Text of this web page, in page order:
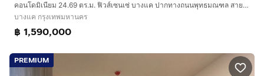
คอนโดมิเนียม 24.69 ตร.ม. ฟิวส์เซนเซ่ บางแค ปากทางถนนพุทธมณฑล สาย2 ถนนเพชรเกษม เขตบางแค กรุงเทพมหานคร
บางแค กรุงเทพมหานคร
฿ 1,590,000
PREMIUM